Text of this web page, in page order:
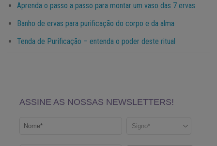
Aprenda o passo a passo para montar um vaso das 7 ervas
Banho de ervas para purificação do corpo e da alma
Tenda de Purificação – entenda o poder deste ritual